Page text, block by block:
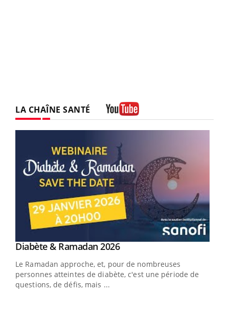
LA CHAÎNE SANTÉ
Youtube
Diabète & Ramadan 2026Youtube
Le Ramadan approche, et, pour de nombreuses
personnes atteintes de diabète, c'est une période de
questions, de défis, mais ...
Youtube
Un « jumeau numérique » pour faciliter l’accès
Un établissement lié à un groupe mutualiste innove en
matière de bilan de santé : l'utilisation d'un « jumeau